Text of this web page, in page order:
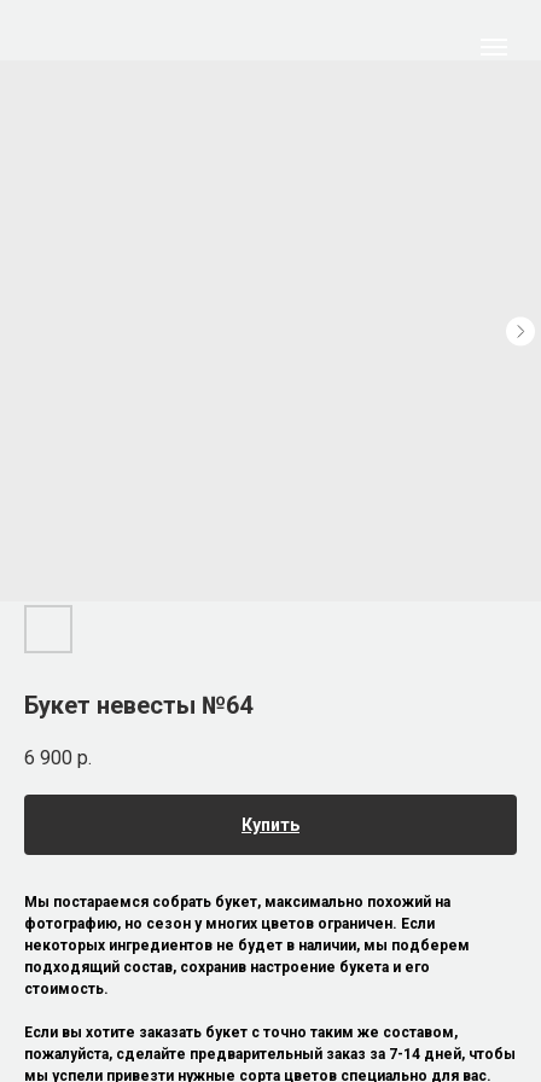
Букет невесты №64
6 900 р.
Купить
Мы постараемся собрать букет, максимально похожий на
фотографию, но сезон у многих цветов ограничен. Если
некоторых ингредиентов не будет в наличии, мы подберем
подходящий состав, сохранив настроение букета и его
стоимость.
Если вы хотите заказать букет с точно таким же составом,
пожалуйста, сделайте предварительный заказ за 7-14 дней, чтобы
мы успели привезти нужные сорта цветов специально для вас.